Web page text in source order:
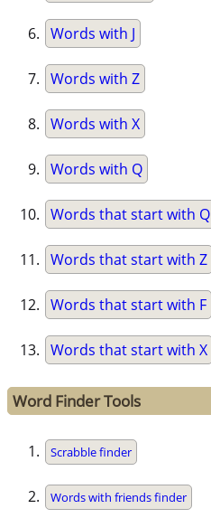
Words with J
Words with Z
Words with X
Words with Q
Words that start with Q
Words that start with Z
Words that start with F
Words that start with X
Word Finder Tools
Scrabble finder
Words with friends finder